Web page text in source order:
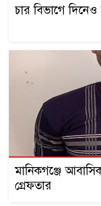
চার বিভাগে
মানিকগঞ্জে
গ্রেফতার